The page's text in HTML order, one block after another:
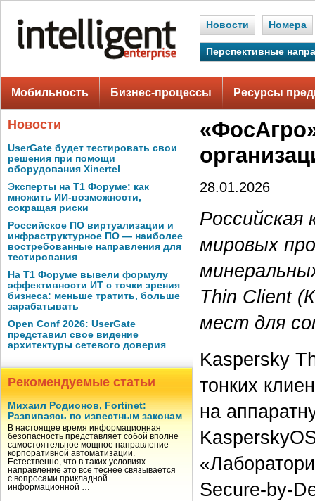
Новости Номера
Перспективные
Мобильность Бизнес-процессы Ресурсы
Новости
UserGate будет тестировать свои
решения при помощи
оборудования Xinertel
Эксперты на Т1 Форуме: как
множить ИИ-возможности,
сокращая риски
Российское ПО виртуализации и
инфраструктурное ПО — наиболее
востребованные направления для
тестирования
На Т1 Форуме вывели формулу
эффективности ИТ с точки зрения
бизнеса: меньше тратить, больше
зарабатывать
Open Conf 2026: UserGate
представил свое видение
архитектуры сетевого доверия
Рекомендуемые статьи
Михаил Родионов, Fortinet:
Развиваясь по известным законам
В настоящее время информационная
безопасность представляет собой вполне
самостоятельное мощное направление
корпоративной автоматизации.
Естественно, что в таких условиях
направление это все теснее связывается
с вопросами прикладной
информационной …
28.01.2026
Российская
мировых
Thin Client
мест для
Kaspersky
тонких
на
Secure-by-